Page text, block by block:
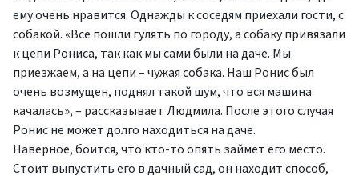
ему очень нравится. Однажды к соседям приехали гости, с
собакой. «Все пошли гулять по городу, а собаку привязали
к цепи Рониса, так как мы сами были на даче. Мы
приезжаем, а на цепи – чужая собака. Наш Ронис был
очень возмущен, поднял такой шум, что вся машина
качалась», – рассказывает Людмила. После этого случая
Ронис не может долго находиться на даче.
Наверное, боится, что кто-то опять займет его место.
Стоит выпустить его в дачный сад, он находит способ,